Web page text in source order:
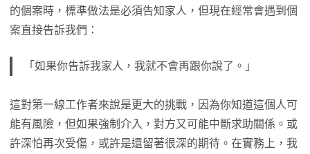
的個案時，標準做法是必須告知家人，但現在經常會遇到個
案直接告訴我們：
「如果你告訴我家人，我就不會再跟你說了。」
這對第一線工作者來說是更大的挑戰，因為你知道這個人可
能有風險，但如果強制介入，對方又可能中斷求助關係。或
許深怕再次受傷，或許是還留著很深的期待。在實務上，我